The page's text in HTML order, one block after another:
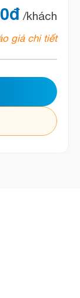
đ /khách
giá chi tiết